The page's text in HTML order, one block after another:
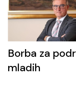
Borba za
mladih